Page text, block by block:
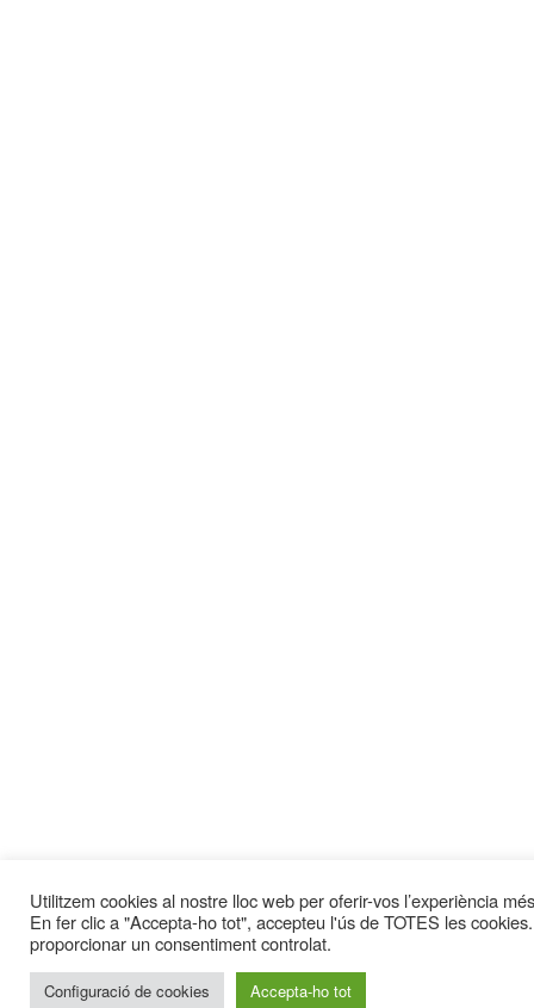
Utilitzem cookies al nostre lloc web per oferir-vos l’experiència
En fer clic a "Accepta-ho tot", accepteu l'ús de TOTES les
proporcionar un consentiment controlat.
Configuració de cookies Accepta-ho tot